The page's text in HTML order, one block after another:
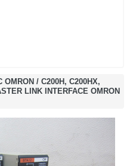
OMRON / C200H, C200HX,
LINK INTERFACE OMRON